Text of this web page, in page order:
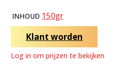
INHOUD 150gr
Klant worden
Log in om prijzen te bekijken